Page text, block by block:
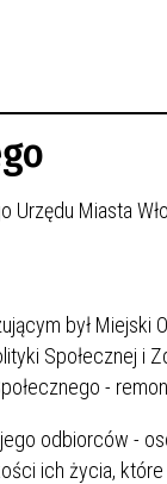
Urzędu Miasta
był Miejski
Społecznej i
-
odbiorców -
ich życia,